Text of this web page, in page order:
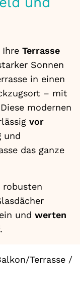
Terrasse /
Ihre Terrasse
Sonnen
in einen
– mit
modernen
vor
und
das ganze
robusten
und werten
.